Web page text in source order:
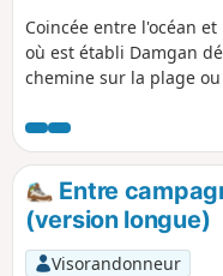
Coincée entre l'océan
où est établi Damgan
chemine sur la plage
pins. La balade
presqu'île.
Entre
(version longue)
Visorandonneur